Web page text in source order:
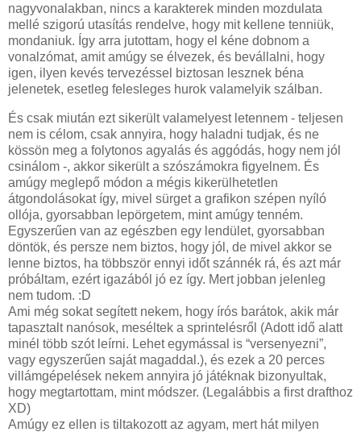
nagyvonalakban, nincs a karakterek minden mozdulata
mellé szigorú utasítás rendelve, hogy mit kellene tenniük,
mondaniuk. Így arra jutottam, hogy el kéne dobnom a
vonalzómat, amit amúgy se élvezek, és bevállalni, hogy
igen, ilyen kevés tervezéssel biztosan lesznek béna
jelenetek, esetleg felesleges hurok valamelyik szálban.
És csak miután ezt sikerült valamelyest letennem - teljesen
nem is célom, csak annyira, hogy haladni tudjak, és ne
kössön meg a folytonos agyalás és aggódás, hogy nem jól
csinálom -, akkor sikerült a szószámokra figyelnem. És
amúgy meglepő módon a mégis kikerülhetetlen
átgondolásokat így, mivel sürget a grafikon szépen nyíló
ollója, gyorsabban lepörgetem, mint amúgy tenném.
Egyszerűen van az egészben egy lendület, gyorsabban
döntök, és persze nem biztos, hogy jól, de mivel akkor se
lenne biztos, ha többször ennyi időt szánnék rá, és azt már
próbáltam, ezért igazából jó ez így. Mert jobban jelenleg
nem tudom. :D
Ami még sokat segített nekem, hogy írós barátok, akik már
tapasztalt nanósok, meséltek a sprintelésről (Adott idő alatt
minél több szót leírni. Lehet egymással is “versenyezni”,
vagy egyszerűen saját magaddal.), és ezek a 20 perces
villámgépelések nekem annyira jó játéknak bizonyultak,
hogy megtartottam, mint módszer. (Legalábbis a first drafthoz
XD)
Amúgy ez ellen is tiltakozott az agyam, mert hát milyen